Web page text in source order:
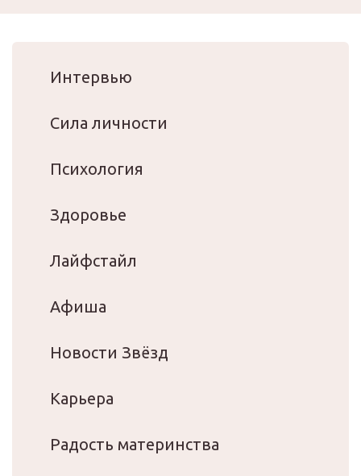
Интервью
Сила личности
Психология
Здоровье
Лайфстайл
Афиша
Новости Звёзд
Карьера
Радость материнства